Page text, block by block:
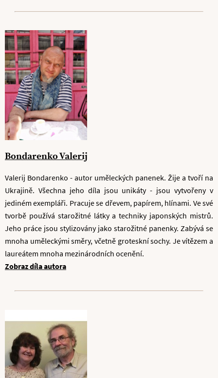
Bondarenko Valerij
Valerij Bondarenko - autor uměleckých panenek. Žije a tvoří na
Ukrajině. Všechna jeho díla jsou unikáty - jsou vytvořeny v
jediném exempláři. Pracuje se dřevem, papírem, hlínami. Ve své
tvorbě používá starožitné látky a techniky japonských mistrů.
Jeho práce jsou stylizovány jako starožitné panenky. Zabývá se
mnoha uměleckými směry, včetně groteskní sochy. Je vítězem a
laureátem mnoha mezinárodních ocenění.
Zobraz díla autora